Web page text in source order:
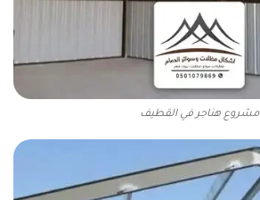
مشروع هناجر في القطيف